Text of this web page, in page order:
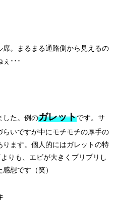
。まるまる通路側から見えるの
･･･
した。例のガレットです。サ
いですが中にモチモチの厚手の
ます。個人的にはガレットの特
りも、エビが大きくプリプリし
想です（笑）